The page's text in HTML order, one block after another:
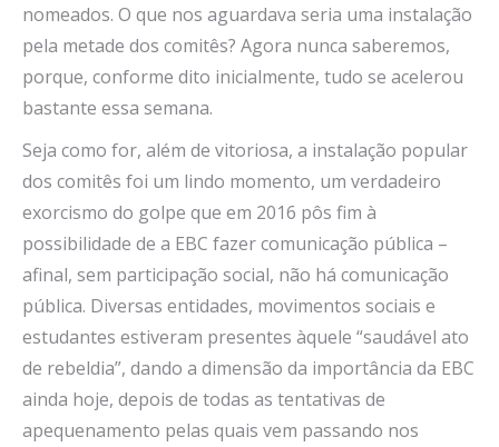
nomeados. O que nos aguardava seria uma instalação
pela metade dos comitês? Agora nunca saberemos,
porque, conforme dito inicialmente, tudo se acelerou
bastante essa semana.
Seja como for, além de vitoriosa, a instalação popular
dos comitês foi um lindo momento, um verdadeiro
exorcismo do golpe que em 2016 pôs fim à
possibilidade de a EBC fazer comunicação pública –
afinal, sem participação social, não há comunicação
pública. Diversas entidades, movimentos sociais e
estudantes estiveram presentes àquele “saudável ato
de rebeldia”, dando a dimensão da importância da EBC
ainda hoje, depois de todas as tentativas de
apequenamento pelas quais vem passando nos